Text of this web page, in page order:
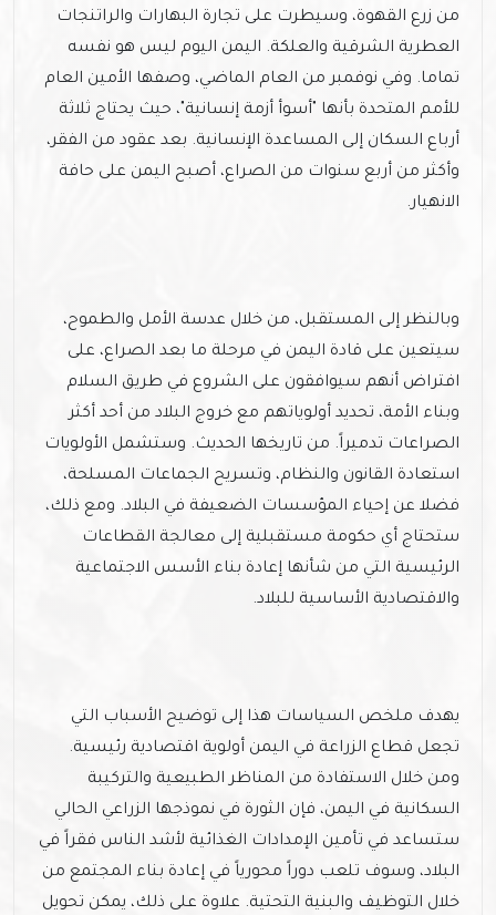
من زرع القهوة، وسيطرت على تجارة البهارات والراتنجات
العطرية الشرقية والعلكة. اليمن اليوم ليس هو نفسه
تماما. وفي نوفمبر من العام الماضي، وصفها الأمين العام
للأمم المتحدة بأنها "أسوأ أزمة إنسانية"، حيث يحتاج ثلاثة
أرباع السكان إلى المساعدة الإنسانية. بعد عقود من الفقر،
وأكثر من أربع سنوات من الصراع، أصبح اليمن على حافة
الانهيار.
وبالنظر إلى المستقبل، من خلال عدسة الأمل والطموح،
سيتعين على قادة اليمن في مرحلة ما بعد الصراع، على
افتراض أنهم سيوافقون على الشروع في طريق السلام
وبناء الأمة، تحديد أولوياتهم مع خروج البلاد من أحد أكثر
الصراعات تدميراً. من تاريخها الحديث. وستشمل الأولويات
استعادة القانون والنظام، وتسريح الجماعات المسلحة،
فضلا عن إحياء المؤسسات الضعيفة في البلاد. ومع ذلك،
ستحتاج أي حكومة مستقبلية إلى معالجة القطاعات
الرئيسية التي من شأنها إعادة بناء الأسس الاجتماعية
والاقتصادية الأساسية للبلاد.
يهدف ملخص السياسات هذا إلى توضيح الأسباب التي
تجعل قطاع الزراعة في اليمن أولوية اقتصادية رئيسية.
ومن خلال الاستفادة من المناظر الطبيعية والتركيبة
السكانية في اليمن، فإن الثورة في نموذجها الزراعي الحالي
ستساعد في تأمين الإمدادات الغذائية لأشد الناس فقراً في
البلاد، وسوف تلعب دوراً محورياً في إعادة بناء المجتمع من
خلال التوظيف والبنية التحتية. علاوة على ذلك، يمكن تحويل